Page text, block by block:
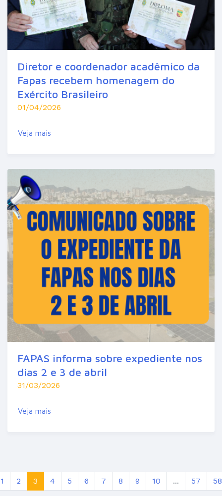
Diretor e coordenador acadêmico da
Fapas recebem homenagem do
Exército Brasileiro
01/04/2026
Veja mais
FAPAS informa sobre expediente nos
dias 2 e 3 de abril
31/03/2026
Veja mais
1 2 3 4 5 6 7 8 9 10 ... 57 58